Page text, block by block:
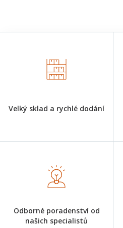
Velký sklad a rychlé dodání
Odborné poradenství od
našich specialistů